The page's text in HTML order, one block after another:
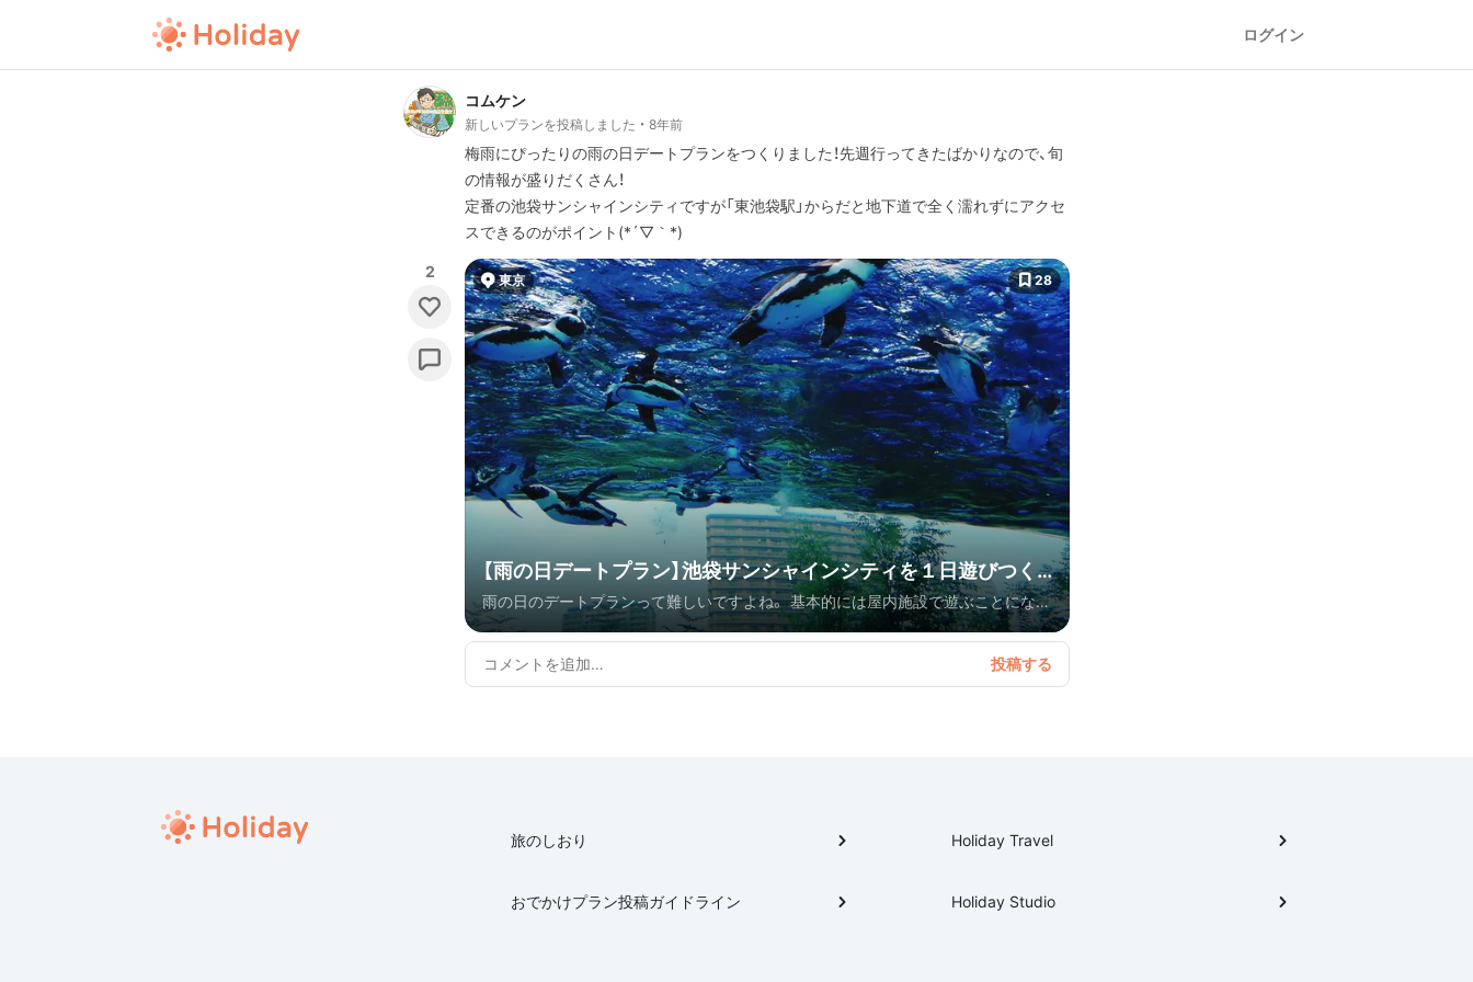
ログイン
コムケン
新しいプランを投稿しました 8年前
梅雨にぴったりの雨の日デートプランをつくりました！先週行ってきたばかりなので、旬
の情報が盛りだくさん！
定番の池袋サンシャインシティですが「東池袋駅」からだと地下道で全く濡れずにアクセ
スできるのがポイント(*´▽｀*)
2 東京 28
【雨の日デートプラン】池袋サンシャインシティを１日遊びつく
す
雨の日のデートプランって難しいですよね。 基本的には屋内施設で遊ぶことになる
と思うのですが、ずっと部屋のなかというのも飽きてしまう… そんな悩みをお持ち
の方にご提案したい【雨の日デートプラン】がこちら！ 2018年6月10日、東京に台風
水族館で天空のペンギンをみる ・サンシャイン展望台もVRアトラクションがあるか
旅のしおり
おでかけプラン投稿ガイドライン
Holiday Travel
Holiday Studio